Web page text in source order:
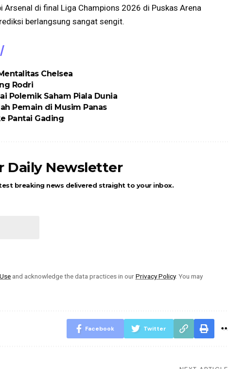
Arsenal di final Liga Champions 2026 di Puskas Arena
berlangsung sangat sengit.
Chelsea
Rodri
Polemik Saham Piala Dunia
Pemain di Musim Panas
Pantai Gading
Daily Newsletter
breaking news delivered straight to your inbox.
and acknowledge the data practices in ourPrivacy Policy. You may
Facebook Twitter